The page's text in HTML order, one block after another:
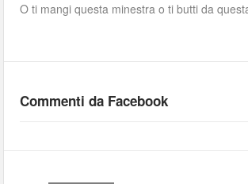
O ti mangi questa minestra o ti butti da
Commenti da Facebook